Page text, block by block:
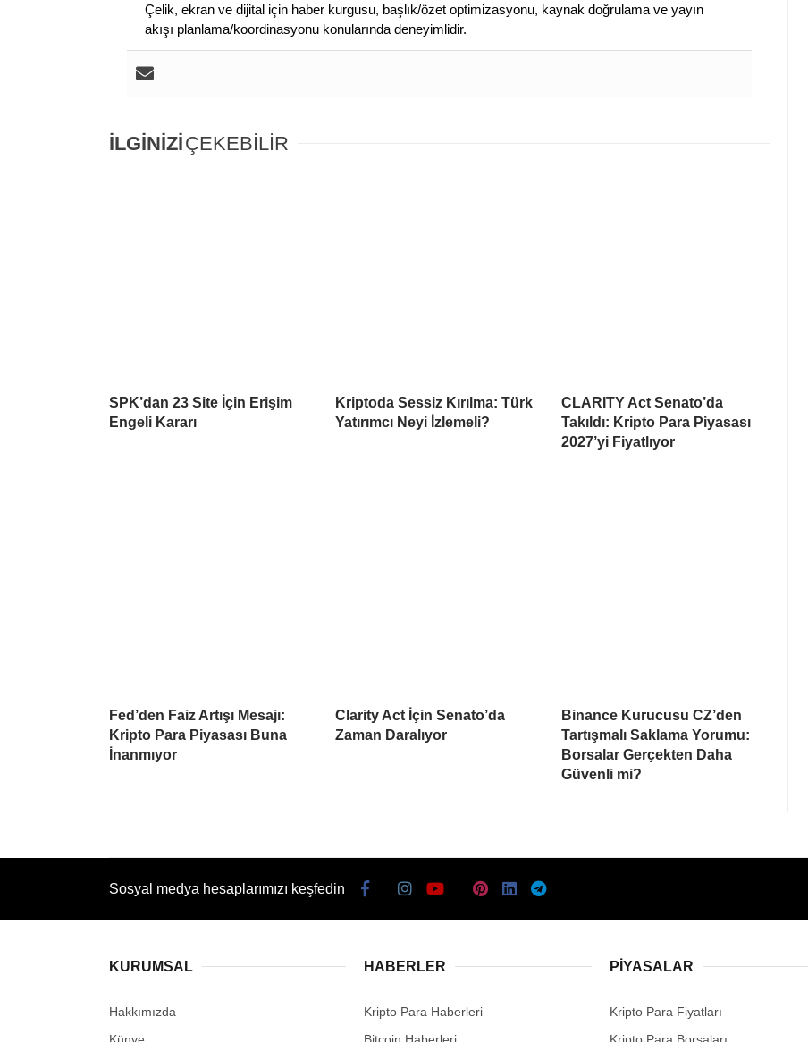
Çelik, ekran ve dijital için haber kurgusu, başlık/özet optimizasyonu, kaynak doğrulama ve yayın
akışı planlama/koordinasyonu konularında deneyimlidir.
İLGİNİZİÇEKEBİLİR
SPK’dan 23 Site İçin Erişim
Engeli Kararı
Kriptoda Sessiz Kırılma: Türk
Yatırımcı Neyi İzlemeli?
CLARITY Act Senato’da
Takıldı: Kripto Para Piyasası
2027’yi Fiyatlıyor
Fed’den Faiz Artışı Mesajı:
Kripto Para Piyasası Buna
İnanmıyor
Clarity Act İçin Senato’da
Zaman Daralıyor
Binance Kurucusu CZ’den
Tartışmalı Saklama Yorumu:
Borsalar Gerçekten Daha
Güvenli mi?
Sosyal medya hesaplarımızı keşfedin
KURUMSAL
Hakkımızda
Künye
HABERLER
Kripto Para Haberleri
Bitcoin Haberleri
PIYASALAR
Kripto Para Fiyatları
Kripto Para Borsaları